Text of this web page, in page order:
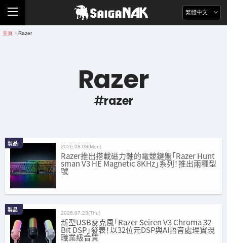
繁體中文
主頁 > Razer
Razer
razer
製品 2026.08.03(Mon)
Razer推出搭載磁力軸的電競鍵盤「Razer Hunt
sman V3 HE Magnetic 8KHz」系列！推出兩種型
號
製品 2026.07.23(Thu)
新型USB麥克風「Razer Seiren V3 Chroma 32-
Bit DSP」發表！以32位元DSP與AI語音處理實現
職業級音質